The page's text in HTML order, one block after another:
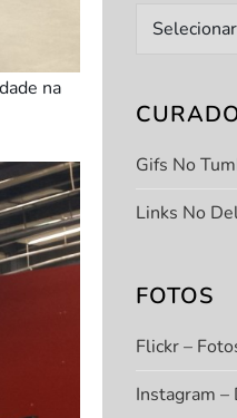
na
Arquivo
Gifs No
Links No
FOTOS
Flickr –
Instagram